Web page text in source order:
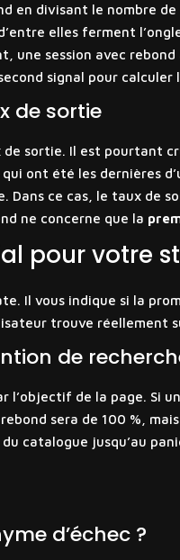
divisant le nombre
elles ferment
session avec
signal pour
de sortie
sortie. Il est pourtant
ont été les dernières
ce cas, le taux de
ne concerne que la
pour votre
Il vous indique si la
trouve réellement
de
de la page. Si
sera de 100 %,
catalogue jusqu’au
d’échec ?